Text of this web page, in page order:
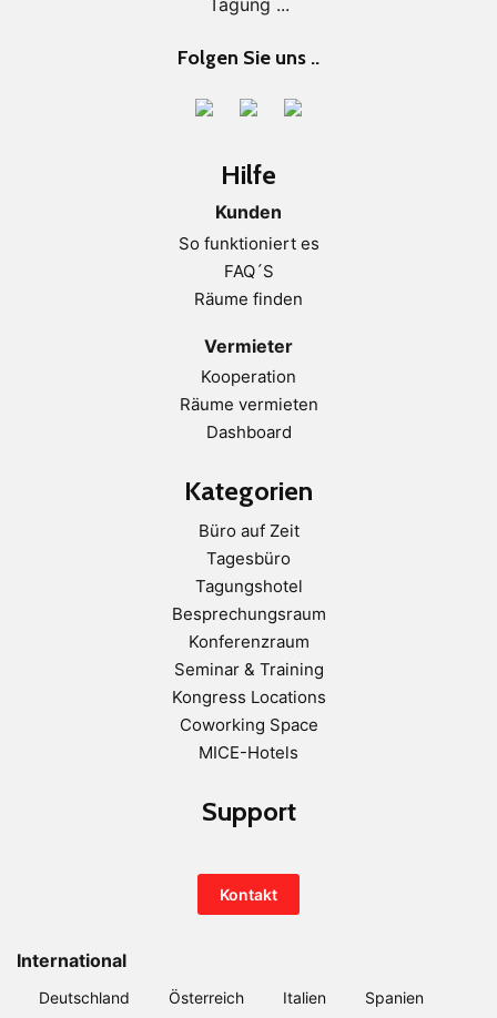
Folgen Sie uns ..
Hilfe
Kunden
So funktioniert es
FAQ´S
Räume finden
Vermieter
Kooperation
Räume vermieten
Dashboard
Kategorien
Büro auf Zeit
Tagesbüro
Tagungshotel
Besprechungsraum
Konferenzraum
Seminar & Training
Kongress Locations
Coworking Space
MICE-Hotels
Support
Kontakt
International
Deutschland Österreich Italien
Spanien